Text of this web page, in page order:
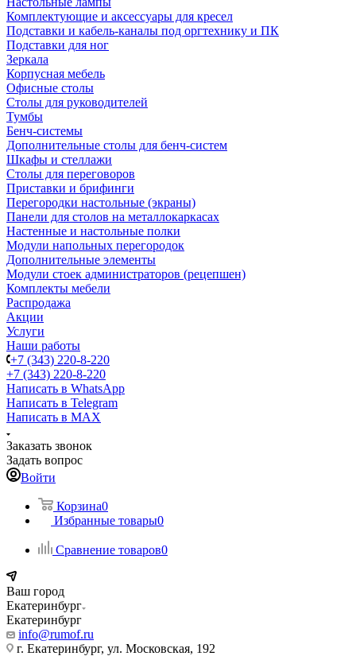
Комплектующие и аксессуары для кресел
Подставки и кабель-каналы под оргтехнику и ПК
Подставки для ног
Зеркала
Корпусная мебель
Офисные столы
Столы для руководителей
Тумбы
Бенч-системы
Дополнительные столы для бенч-систем
Шкафы и стеллажи
Столы для переговоров
Приставки и брифинги
Перегородки настольные (экраны)
Панели для столов на металлокаркасах
Настенные и настольные полки
Модули напольных перегородок
Дополнительные элементы
Модули стоек администраторов (рецепшен)
Комплекты мебели
Распродажа
Акции
Услуги
Наши работы
+7 (343) 220-8-220
+7 (343) 220-8-220
Написать в WhatsApp
Написать в Telegram
Написать в MAX
Заказать звонок
Задать вопрос
Войти
Корзина0
Избранные товары0
Сравнение товаров0
Ваш город
Екатеринбург
Екатеринбург
info@rumof.ru
г. Екатеринбург, ул. Московская, 192